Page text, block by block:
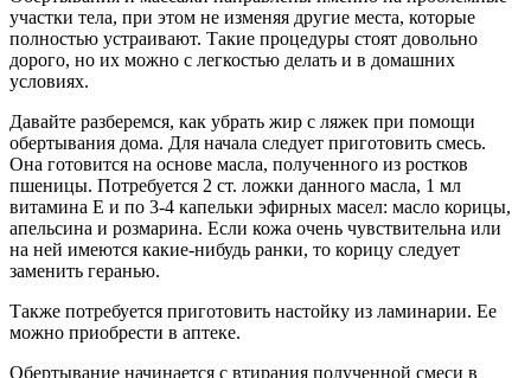
участки тела, при этом не изменяя другие места, которые
полностью устраивают. Такие процедуры стоят довольно
дорого, но их можно с легкостью делать и в домашних
условиях.
Давайте разберемся, как убрать жир с ляжек при помощи
обертывания дома. Для начала следует приготовить смесь.
Она готовится на основе масла, полученного из ростков
пшеницы. Потребуется 2 ст. ложки данного масла, 1 мл
витамина Е и по 3-4 капельки эфирных масел: масло корицы,
апельсина и розмарина. Если кожа очень чувствительна или
на ней имеются какие-нибудь ранки, то корицу следует
заменить геранью.
Также потребуется приготовить настойку из ламинарии. Ее
можно приобрести в аптеке.
Обертывание начинается с втирания полученной смеси в